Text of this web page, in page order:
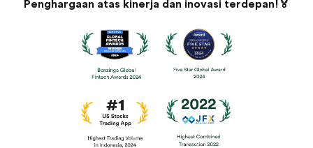
Penghargaan atas kinerja dan inovasi terdepan!🏅